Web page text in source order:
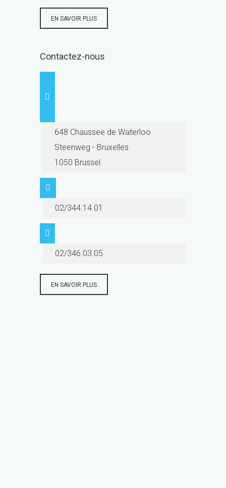
EN SAVOIR PLUS
Contactez-nous
648 Chaussee de Waterloo
Steenweg - Bruxelles
1050 Brussel
02/344.14.01
02/346.03.05
EN SAVOIR PLUS